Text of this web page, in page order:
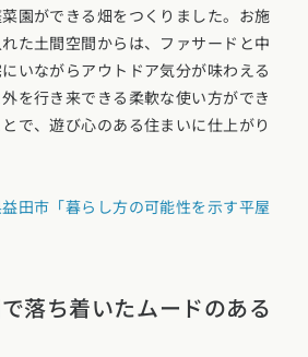
園ができる畑をつくりました。お施
た土間空間からは、ファサードと中
いながらアウトドア気分が味わえる
を行き来できる柔軟な使い方ができ
で、遊び心のある住まいに仕上がり
田市「暮らし方の可能性を示す平屋
落ち着いたムードのある